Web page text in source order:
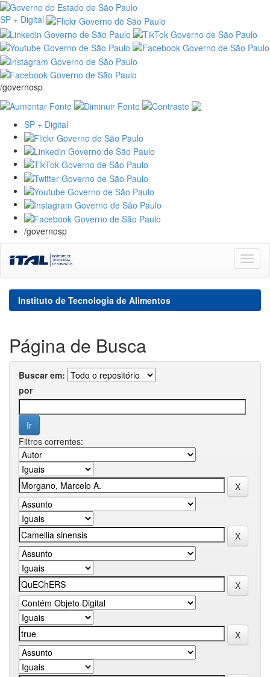
SP + Digital
/governosp
SP + Digital
/governosp
navigation
Instituto de Tecnologia de Alimentos
Página de Busca
Buscar em:
por
Filtros correntes: